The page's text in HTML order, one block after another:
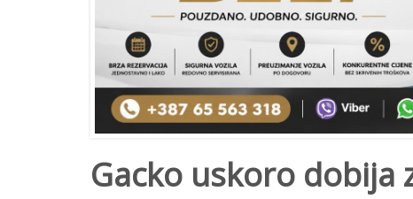
Gacko uskoro dobija